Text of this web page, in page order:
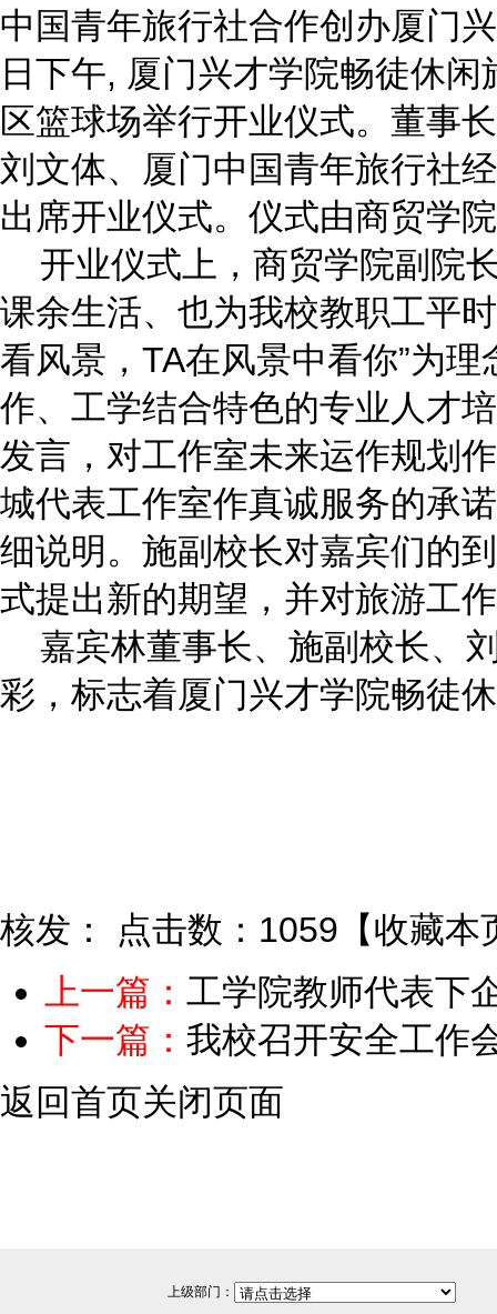
中国青年旅行社合作创办厦门
日下午, 厦门兴才学院畅徒休
区篮球场举行开业仪式。董事
刘文体、厦门中国青年旅行社
出席开业仪式。仪式由商贸学
开业仪式上，商贸学院副院
课余生活、也为我校教职工平
看风景，TA在风景中看你”为
作、工学结合特色的专业人才
发言，对工作室未来运作规划
城代表工作室作真诚服务的承
细说明。施副校长对嘉宾们的
式提出新的期望，并对旅游工
嘉宾林董事长、施副校长、
彩，标志着厦门兴才学院畅徒
核发： 点击数：1059 【收藏本
上一篇： 工学院教师代表下
下一篇： 我校召开安全工作
返回首页关闭页面
上级部门：